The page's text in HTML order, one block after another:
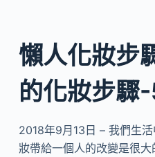
懶人化妝步
的化妝步驟
2018年9月13日 – 我們生
妝帶給一個人的改變是很